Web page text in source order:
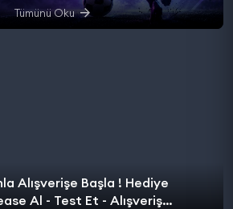
Tümünü Oku
Alışverişe Başla ! Hediye
Al - Test Et - Alışverişe